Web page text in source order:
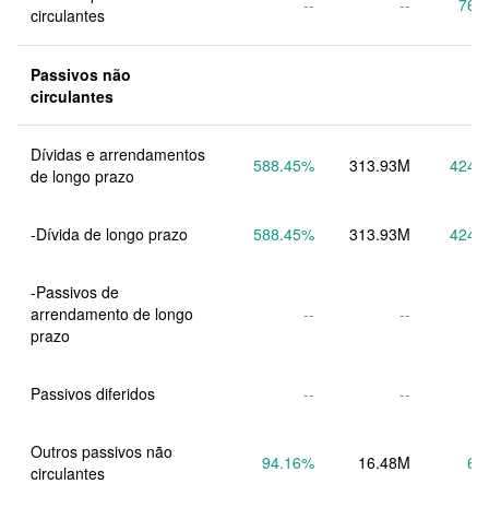
circulantes
-- --
Passivos não
circulantes
Dívidas e arrendamentos
de longo prazo
588.45% 313.93M
-Dívida de longo prazo 588.45% 313.93M
-Passivos de
arrendamento de longo
prazo
-- --
Passivos diferidos -- --
Outros passivos não
circulantes
94.16% 16.48M